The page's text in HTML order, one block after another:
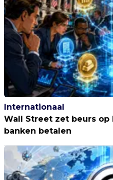
Internationaal
Wall Street zet beurs op
banken betalen